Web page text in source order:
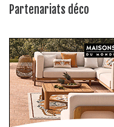
Partenariats déco